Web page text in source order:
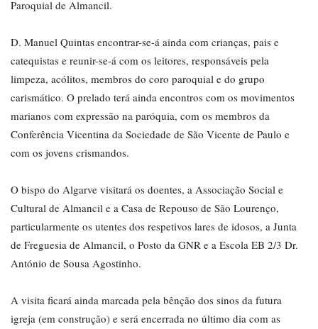
Paroquial de Almancil.
D. Manuel Quintas encontrar-se-á ainda com crianças, pais e
catequistas e reunir-se-á com os leitores, responsáveis pela
limpeza, acólitos, membros do coro paroquial e do grupo
carismático. O prelado terá ainda encontros com os movimentos
marianos com expressão na paróquia, com os membros da
Conferência Vicentina da Sociedade de São Vicente de Paulo e
com os jovens crismandos.
O bispo do Algarve visitará os doentes, a Associação Social e
Cultural de Almancil e a Casa de Repouso de São Lourenço,
particularmente os utentes dos respetivos lares de idosos, a Junta
de Freguesia de Almancil, o Posto da GNR e a Escola EB 2/3 Dr.
António de Sousa Agostinho.
A visita ficará ainda marcada pela bênção dos sinos da futura
igreja (em construção) e será encerrada no último dia com as